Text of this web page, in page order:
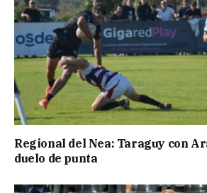
Regional del Nea: Taraguy con
duelo de punta